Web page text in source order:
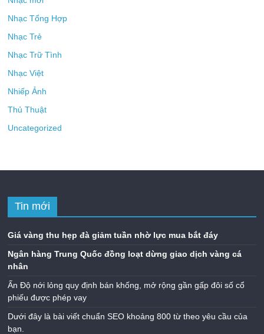
Nhạc Tổng Hợp
Nhạc Trẻ
Nhạc Trữ Tình
Nhạc Việt
Nhiếp Ảnh
Thủ Thuật
Uncategorized
Tin mới
Giá vàng thu hẹp đà giảm tuần nhờ lực mua bắt đáy
Ngân hàng Trung Quốc đồng loạt dừng giao dịch vàng cá
nhân
Ấn Độ nới lỏng quy định bán khống, mở rộng gần gấp đôi số cổ
phiếu được phép vay
Dưới đây là bài viết chuẩn SEO khoảng 800 từ theo yêu cầu của
bạn.